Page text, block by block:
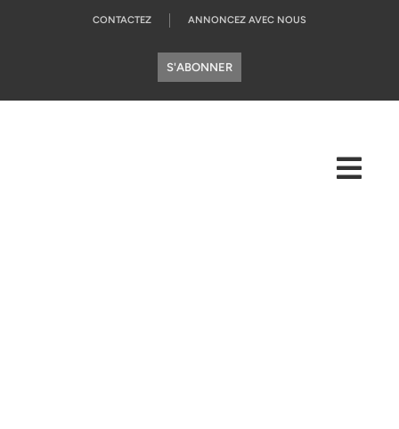
CONTACTEZ ANNONCEZ AVEC NOUS
S'ABONNER